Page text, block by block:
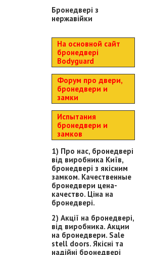
Бронедвері з
нержавійки
На основной сайт
бронедвері
Bodyguard
Форум про двери,
бронедвери и
замки
Испытания
бронедвери и
замков
1) Про нас, бронедвері
від виробника Київ,
бронедвері з якісним
замком. Качественные
бронедвери цена-
качество. Ціна на
бронедвері.
2) Акції на бронедвері,
від виробника. Акции
на бронедвери. Sale
stell doors. Якісні та
надійні бронедвері